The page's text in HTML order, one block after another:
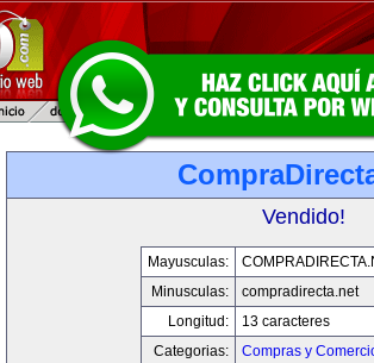
Vendido!
Mayusculas:
Minusculas:
compradirecta.net
Longitud:
13 caracteres
Categorias:
Compras y